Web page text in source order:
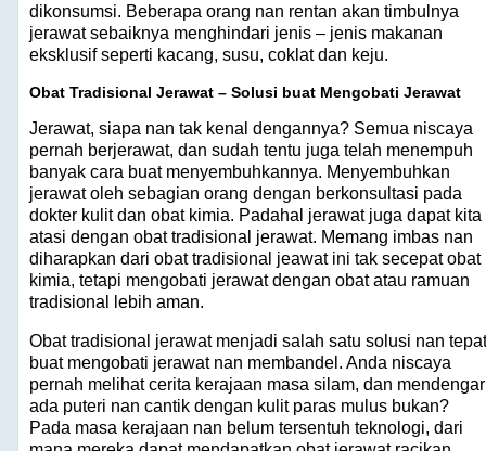
dikonsumsi. Beberapa orang nan rentan akan timbulnya
jerawat sebaiknya menghindari jenis – jenis makanan
eksklusif seperti kacang, susu, coklat dan keju.
Obat Tradisional Jerawat – Solusi buat Mengobati Jerawat
Jerawat, siapa nan tak kenal dengannya? Semua niscaya
pernah berjerawat, dan sudah tentu juga telah menempuh
banyak cara buat menyembuhkannya. Menyembuhkan
jerawat oleh sebagian orang dengan berkonsultasi pada
dokter kulit dan obat kimia. Padahal jerawat juga dapat kita
atasi dengan obat tradisional jerawat. Memang imbas nan
diharapkan dari obat tradisional jeawat ini tak secepat obat
kimia, tetapi mengobati jerawat dengan obat atau ramuan
tradisional lebih aman.
Obat tradisional jerawat menjadi salah satu solusi nan tepat
buat mengobati jerawat nan membandel. Anda niscaya
pernah melihat cerita kerajaan masa silam, dan mendengar
ada puteri nan cantik dengan kulit paras mulus bukan?
Pada masa kerajaan nan belum tersentuh teknologi, dari